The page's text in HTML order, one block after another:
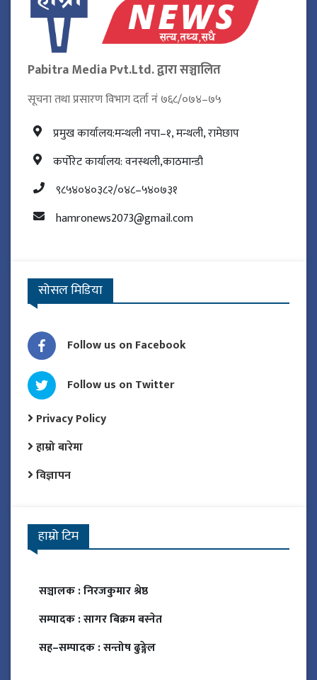
Pabitra Media Pvt.Ltd. द्वारा सञ्चालित
सूचना तथा प्रसारण विभाग दर्ता नं ७६८/०७४–७५
प्रमुख कार्यालय:मन्थली नपा–१, मन्थली, रामेछाप
कर्पोरेट कार्यालय: वनस्थली,काठमान्डौ
९८५४०४०३८२/०४८–५४०७३१
hamronews2073@gmail.com
सोसल मिडिया
Follow us on Facebook
Follow us on Twitter
Privacy Policy
हाम्रो बारेमा
विज्ञापन
हाम्रो टिम
सञ्चालक :निरजकुमार श्रेष्ठ
सम्पादक :सागर बिक्रम बस्नेत
सह–सम्पादक :सन्तोष ढुङ्गेल